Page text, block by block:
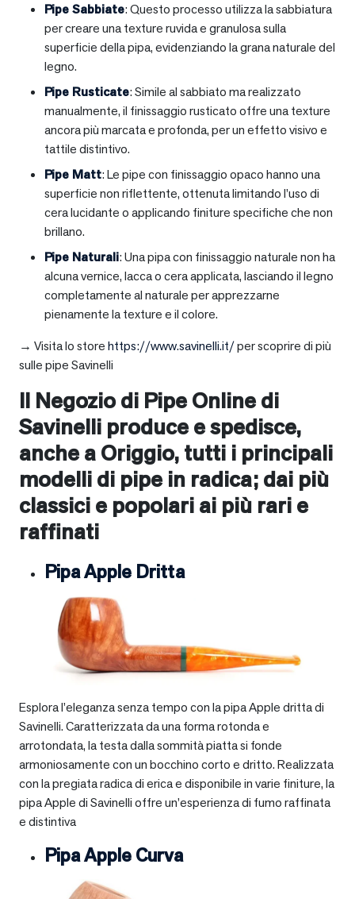
Pipe Sabbiate: Questo processo utilizza la sabbiatura
per creare una texture ruvida e granulosa sulla
superficie della pipa, evidenziando la grana naturale del
legno.
Pipe Rusticate: Simile al sabbiato ma realizzato
manualmente, il finissaggio rusticato offre una texture
ancora più marcata e profonda, per un effetto visivo e
tattile distintivo.
Pipe Matt: Le pipe con finissaggio opaco hanno una
superficie non riflettente, ottenuta limitando l’uso di
cera lucidante o applicando finiture specifiche che non
brillano.
Pipe Naturali: Una pipa con finissaggio naturale non ha
alcuna vernice, lacca o cera applicata, lasciando il legno
completamente al naturale per apprezzarne
pienamente la texture e il colore.
→ Visita lo storehttps://www.savinelli.it/per scoprire di più
sulle pipe Savinelli
Il Negozio di Pipe Online di
Savinelli produce e spedisce,
anche aOriggio, tutti i principali
modelli di pipe in radica; dai più
classici e popolari ai più rari e
raffinati
Pipa Apple Dritta
Esplora l’eleganza senza tempo con la pipa Apple dritta di
Savinelli. Caratterizzata da una forma rotonda e
arrotondata, la testa dalla sommità piatta si fonde
armoniosamente con un bocchino corto e dritto. Realizzata
con la pregiata radica di erica e disponibile in varie finiture, la
pipa Apple di Savinelli offre un’esperienza di fumo raffinata
e distintiva
Pipa Apple Curva